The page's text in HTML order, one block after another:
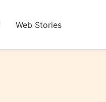
Web Stories